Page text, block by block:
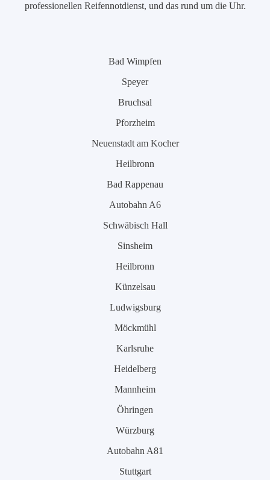
professionellen Reifennotdienst, und das rund um die Uhr.
Bad Wimpfen
Speyer
Bruchsal
Pforzheim
Neuenstadt am Kocher
Heilbronn
Bad Rappenau
Autobahn A6
Schwäbisch Hall
Sinsheim
Heilbronn
Künzelsau
Ludwigsburg
Möckmühl
Karlsruhe
Heidelberg
Mannheim
Öhringen
Würzburg
Autobahn A81
Stuttgart